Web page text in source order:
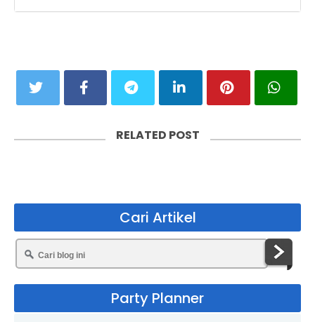
RELATED POST
Cari Artikel
Party Planner